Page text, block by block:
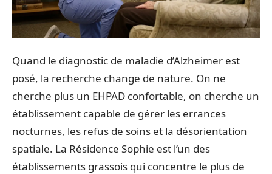
Quand le diagnostic de maladie d’Alzheimer est
posé, la recherche change de nature. On ne
cherche plus un EHPAD confortable, on cherche un
établissement capable de gérer les errances
nocturnes, les refus de soins et la désorientation
spatiale. La Résidence Sophie est l’un des
établissements grassois qui concentre le plus de